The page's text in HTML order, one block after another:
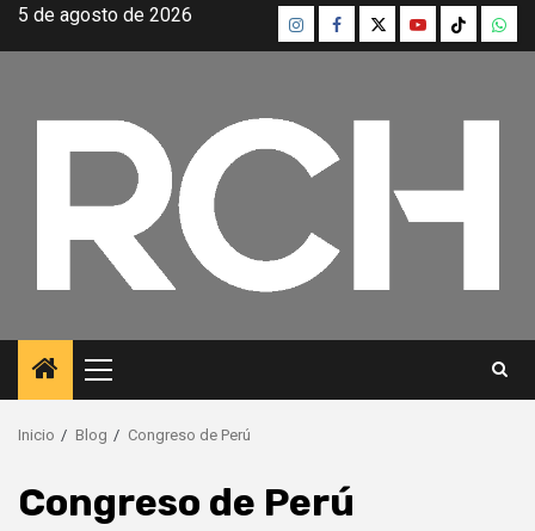
Saltar
5 de agosto de 2026 InstagramFacebook
TwitterYoutubeTikTok
Menú
principal
Inicio Blog Congreso de Perú
Congreso de Perú